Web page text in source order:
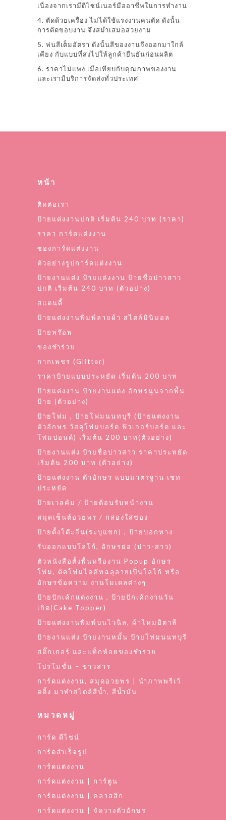
เนื่องจากเรามีดีไซน์เนอร์มืออาชีพในการทำงาน
4. ตัดด้วยเครื่อง ไม่ได้ใช้แรงงานคนตัด ดังนั้น
การตัดขอบงาน จึงสม่ำเสมอสวยงาม
5. พ่นสีเต็มอัตรา ดังนั้นสีของงานจึงออกมาใกล้
เคียง กับแบบที่ส่งไปให้ลูกค้ายืนยันก่อนผลิต
6. ราคาไม่แพง เมื่อเทียบกับคุณภาพของงาน
และเรามีบริการจัดส่งทั่วประเทศ
หน้า
ติดต่อเรา
ป้ายแต่งงานปกติ เริ่มต้น 240 บาท (ราคา)
ราคา การ์ดแต่งงาน
ซองการ์ดแต่งงาน
ตัวอย่างรูปการ์ดแต่งงาน
ป้ายงานแต่ง ป้ายแต่งงาน ป้ายชื่อบ่าวสาว
ปกติ เริ่มต้น 240 บาท (ตัวอย่าง)
สแตนดี้
ป้ายแต่งงานพิมพ์ลายผ้า สไตล์มินิมอล
ป้ายพร๊อพ
ของชำร่วย
กากเพชร (Glitter)
ราคาป้ายแบบประหยัด เริ่มต้น 200 บาท
ป้ายแต่งงาน ป้ายงานแต่ง อักษรนูนจากพื้น
ป้าย (ตัวอย่าง)
ป้ายโฟม , ป้ายโฟมนนทบุรี (ป้ายแต่งงาน
ตัวอักษร วัสดุโฟมบอร์ด ฟิวเจอร์บอร์ด และ
โฟมปอนด์) เริ่มต้น 200 บาท(ตัวอย่าง)
ป้ายงานแต่ง ป้ายชื่อบ่าวสาว ราคาประหยัด
เริ่มต้น 200 บาท (ตัวอย่าง)
ป้ายแต่งงาน ตัวอักษร แบบมาตรฐาน เซท
ประหยัด
ป้ายเวลคัม / ป้ายต้อนรับหน้างาน
สมุดเซ็นต์อวยพร / กล่องใส่ซอง
ป้ายตั้งโต๊ะจีน(ระบุแขก) , ป้ายบอกทาง
รับออกแบบโลโก้, อักษรย่อ (บ่าว-สาว)
ตัวหนังสือตั้งพื้นหรืองาน Popup อักษร
โฟม, ตัดโฟมไดคัทฉลุลายเป็นโลโก้ หรือ
อักษรข้อความ งานโมเดลต่างๆ
ป้ายปักเค้กแต่งงาน , ป้ายปักเค้กงานวัน
เกิด(Cake Topper)
ป้ายแต่งงานพิมพ์บนไวนิล, ผ้าไหมอิตาลี
ป้ายงานแต่ง ป้ายงานหมั้น ป้ายโฟมนนทบุรี
สติ๊กเกอร์ และแท็กห้อยของชำร่วย
โปรโมชั่น – ข่าวสาร
การ์ดแต่งงาน, สมุดอวยพร | นำภาพพรีเว้
ดดิ้ง มาทำสไตล์สีน้ำ, สีน้ำมัน
หมวดหมู่
การ์ด ดีไซน์
การ์ดสำเร็จรูป
การ์ดแต่งงาน
การ์ดแต่งงาน | การ์ตูน
การ์ดแต่งงาน | คลาสสิก
การ์ดแต่งงาน | จัดวางตัวอักษร